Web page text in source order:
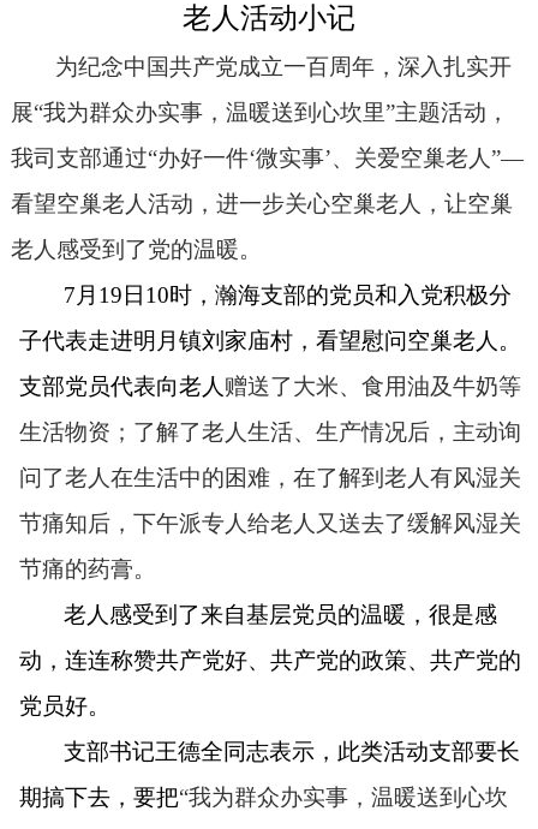
老人活动小记
为纪念中国共产党成立一百周年，深入扎实开
展“我为群众办实事，温暖送到心坎里”主题活动，
我司支部通过“办好一件‘微实事’、关爱空巢老人”—
看望空巢老人活动，进一步关心空巢老人，让空巢
老人感受到了党的温暖。
7 月 19 日 10时，瀚海支部的党员和入党积极分
子代表走进明月镇刘家庙村，看望慰问空巢老人。
支部党员代表向老人 赠送了大米、食用油及牛奶等
生活物资；了解了老人生活、生产情况后，主动询
问了老人在生活中的困难，在了解到老人有风湿关
节痛知后，下午派专人给老人又送去了缓解风湿关
节痛的药膏。
老人感受到了来自基层党员的温暖，很是感
动，连连称赞共产党好、共产党的政策、共产党的
党员好。
支部书记王德全同志表示，此类活动支部要长
期搞下去，要把“我为群众办实事，温暖送到心坎